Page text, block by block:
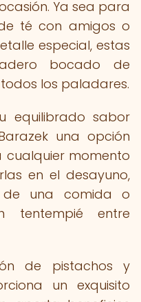
Ya sea para
té con amigos o
especial, estas
bocado de
los paladares.
equilibrado sabor
una opción
momento
en el desayuno,
de una comida o
tentempié entre
de pistachos y
un exquisito